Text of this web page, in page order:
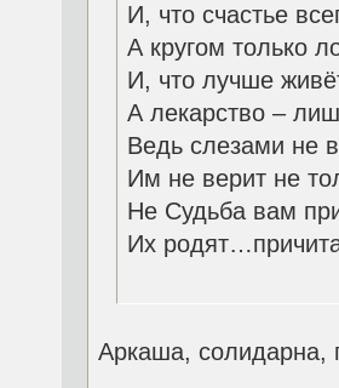
И, что счастье
А кругом только
И, что лучше
А лекарство –
Ведь слезами не
Им не верит не
Не Судьба вам
Их
Аркаша, солидарна,